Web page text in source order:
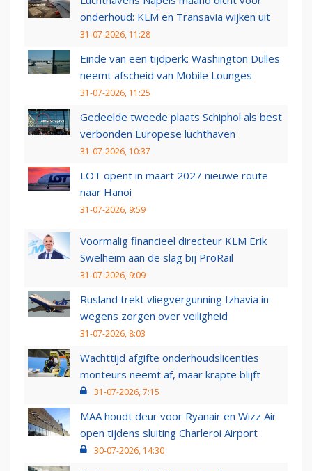
onderhoud: KLM en Transavia wijken uit
31-07-2026, 11:28
Einde van een tijdperk: Washington Dulles
neemt afscheid van Mobile Lounges
31-07-2026, 11:25
Gedeelde tweede plaats Schiphol als best
verbonden Europese luchthaven
31-07-2026, 10:37
LOT opent in maart 2027 nieuwe route
naar Hanoi
31-07-2026, 9:59
Voormalig financieel directeur KLM Erik
Swelheim aan de slag bij ProRail
31-07-2026, 9:09
Rusland trekt vliegvergunning Izhavia in
wegens zorgen over veiligheid
31-07-2026, 8:03
Wachttijd afgifte onderhoudslicenties
monteurs neemt af, maar krapte blijft
31-07-2026, 7:15
MAA houdt deur voor Ryanair en Wizz Air
open tijdens sluiting Charleroi Airport
30-07-2026, 14:30